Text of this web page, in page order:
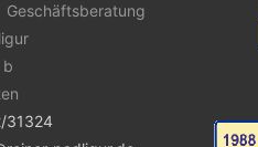
Geschäftsberatung
b
31324